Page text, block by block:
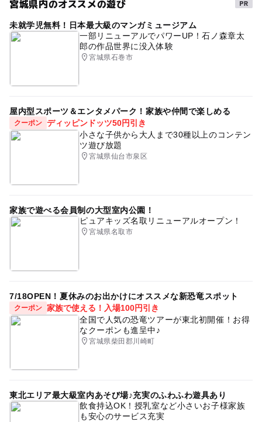
宮城県内のオススメの遊び
未就学児無料！日本最大級のマンガミュージアム
一部リニューアルでパワーUP！石ノ森章太
郎の作品世界に没入体験
宮城県石巻市
屋内型スポーツ＆エンタメパーク！家族や仲間で楽しめる
クーポン ディッピンドッツ50円引き
小さな子供から大人まで30種以上のコンテン
ツ遊び放題
宮城県仙台市泉区
家族で遊べる会員制の大型室内公園！
ピュアキッズ名取リニューアルオープン！
宮城県名取市
7/18OPEN！夏休みのお出かけにオススメな新恐竜スポット
クーポン 家族で使える！入場100円引き
全国で人気の恐竜ツアーが東北初開催！お得
なクーポンも進呈中♪
宮城県柴田郡川崎町
東北エリア最大級室内あそび場♪充実のふわふわ遊具あり
飲食持込OK！授乳室など小さいお子様家族
も安心のサービス充実